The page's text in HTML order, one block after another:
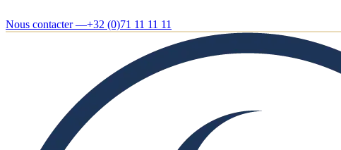
Nous contacter —+32 (0)71 11 11 11